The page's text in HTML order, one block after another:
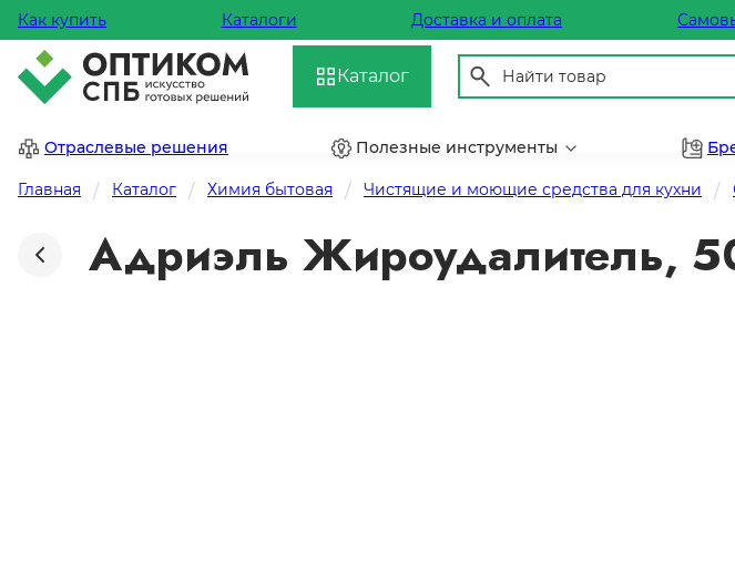
Как купить Каталоги Доставка и оплата
Каталог
Отраслевые решения Полезные инструменты
Главная Каталог Химия бытовая Чистящие и моющие средства для кухни
Адриэль Жироудалитель,